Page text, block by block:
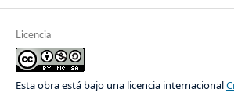
Licencia
Esta obra está bajo una licencia internacional